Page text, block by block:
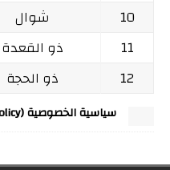
10
شوال
11
ذو القعدة
12
ذو الحجة
سياسية الخصوصية (Privacy policy)